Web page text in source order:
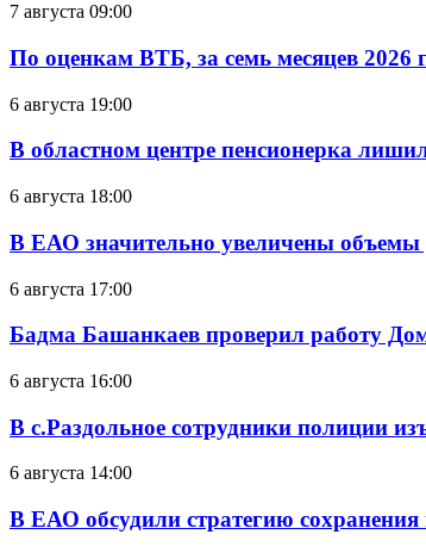
7 августа 09:00
По оценкам ВТБ, за семь месяцев 2026
6 августа 19:00
В областном центре пенсионерка
6 августа 18:00
В ЕАО значительно увеличены
6 августа 17:00
Бадма Башанкаев проверил работу
6 августа 16:00
В с.Раздольное сотрудники полиции
6 августа 14:00
В ЕАО обсудили стратегию сохранения